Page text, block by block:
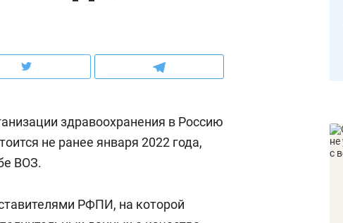
здравоохранения в Россию
не ранее января 2022 года,
ВОЗ.
РФПИ, на которой